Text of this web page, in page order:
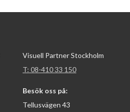
Visuell Partner Stockholm
T: 08-410 33 150
Besök oss på:
Tellusvägen 43